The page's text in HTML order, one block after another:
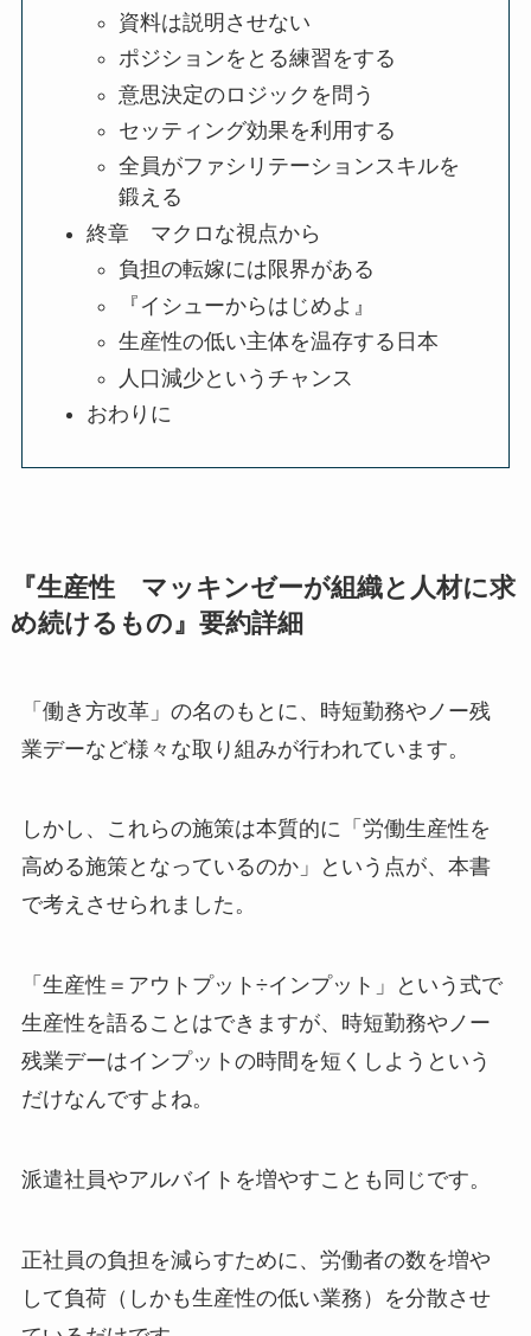
資料は説明させない
ポジションをとる練習をする
意思決定のロジックを問う
セッティング効果を利用する
全員がファシリテーションスキルを
鍛える
終章 マクロな視点から
負担の転嫁には限界がある
『イシューからはじめよ』
生産性の低い主体を温存する日本
人口減少というチャンス
おわりに
『生産性 マッキンゼーが組織と人材に求
め続けるもの』要約詳細
「働き方改革」の名のもとに、時短勤務やノー残
業デーなど様々な取り組みが行われています。
しかし、これらの施策は本質的に「労働生産性を
高める施策となっているのか」という点が、本書
で考えさせられました。
「生産性＝アウトプット÷インプット」という式で
生産性を語ることはできますが、時短勤務やノー
残業デーはインプットの時間を短くしようという
だけなんですよね。
派遣社員やアルバイトを増やすことも同じです。
正社員の負担を減らすために、労働者の数を増や
して負荷（しかも生産性の低い業務）を分散させ